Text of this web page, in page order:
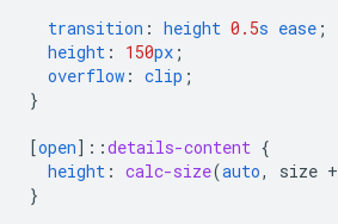
transition : height 0.5s ease ;
height : 150px ;
overflow : clip ;
}
[open] ::details-content {
height : calc-size(auto, size +
}